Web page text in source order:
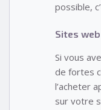
possible,
Sites
Si vous
de fortes
l’acheter
sur votre